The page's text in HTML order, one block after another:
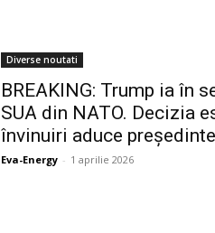
Diverse noutati
BREAKING: Trump ia în
SUA din NATO. Decizia
învinuiri aduce
Eva-Energy - 1 aprilie 2026